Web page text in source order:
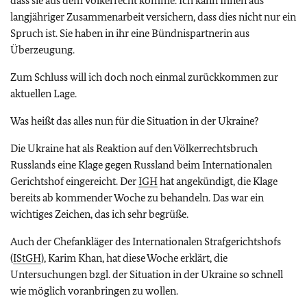
langjähriger Zusammenarbeit versichern, dass dies nicht nur ein
Spruch ist. Sie haben in ihr eine Bündnispartnerin aus
Überzeugung.
Zum Schluss will ich doch noch einmal zurückkommen zur
aktuellen Lage.
Was heißt das alles nun für die Situation in der Ukraine?
Die Ukraine hat als Reaktion auf den Völkerrechtsbruch
Russlands eine Klage gegen Russland beim Internationalen
Gerichtshof eingereicht. DerIGHhat angekündigt, die Klage
bereits ab kommender Woche zu behandeln. Das war ein
wichtiges Zeichen, das ich sehr begrüße.
Auch der Chefankläger des Internationalen Strafgerichtshofs
(IStGH), Karim Khan, hat diese Woche erklärt, die
Untersuchungen bzgl. der Situation in der Ukraine so schnell
wie möglich voranbringen zu wollen.